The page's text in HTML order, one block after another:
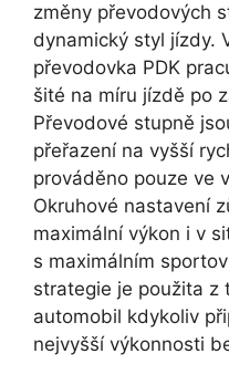
změny převodových
dynamický styl jízdy.
převodovka PDK
šité na míru jízdě po
Převodové stupně
přeřazení na vyšší
prováděno pouze ve
Okruhové nastavení
maximální výkon i v
s maximálním
strategie je použita z
automobil kdykoliv
nejvyšší výkonnosti